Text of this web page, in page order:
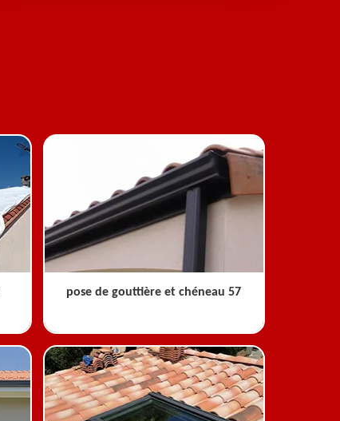
pose de gouttière et chéneau 57